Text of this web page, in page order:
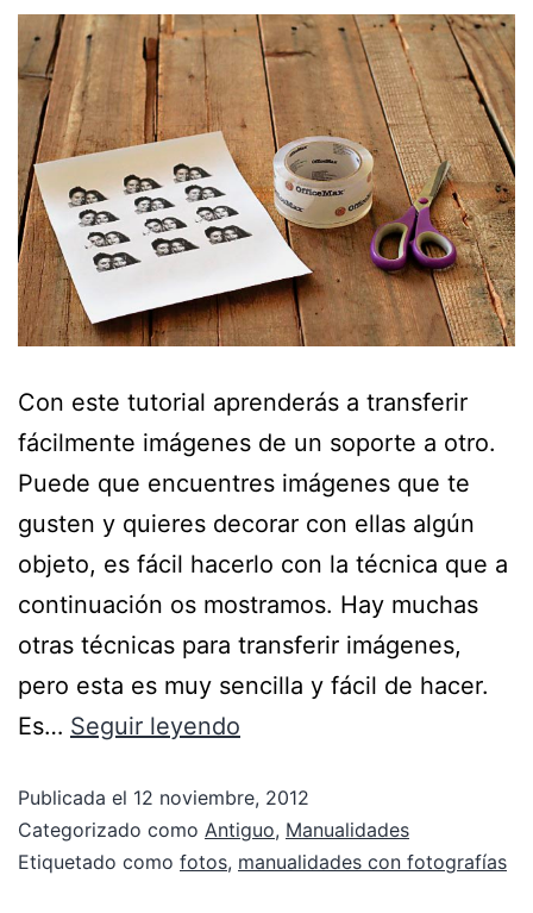
Con este tutorial aprenderás a transferir
fácilmente imágenes de un soporte a otro.
Puede que encuentres imágenes que te
gusten y quieres decorar con ellas algún
objeto, es fácil hacerlo con la técnica que a
continuación os mostramos. Hay muchas
otras técnicas para transferir imágenes,
pero esta es muy sencilla y fácil de hacer.
Es… Seguir leyendo
Publicada el 12 noviembre, 2012
Categorizado como Antiguo, Manualidades
Etiquetado como fotos, manualidades con fotografías